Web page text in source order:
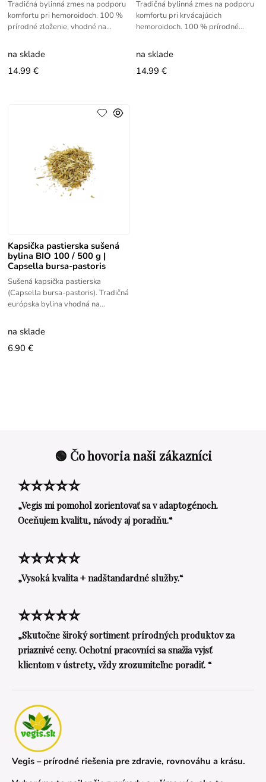
Tradičná bylinná zmes na podporu
komfortu pri hemoroidoch. 100 %
prírodné zloženie, vhodné na
na sklade
14.99 €
Tradičná bylinná zmes na podporu
komfortu pri krvácajúcich
hemoroidoch. 100 % prírodné
vonkajšie použitie.
na sklade
14.99 €
Kapsička pastierska sušená
bylina BIO 100 / 500 g |
Capsella bursa-pastoris
Sušená kapsička pastierska
(Capsella bursa-pastoris). Tradičná
európska bylina vhodná na
na sklade
6.90 €
🟢 Čo hovoria naši zákazníci
⭐⭐⭐⭐⭐
„Vegis mi pomohol zorientovať sa v adaptogénoch.
Oceňujem kvalitu, návody aj poradňu.“
⭐⭐⭐⭐⭐
„Vysoká kvalita + nadštandardné služby.“
⭐⭐⭐⭐⭐
„Skutočne široký sortiment prírodných produktov za
priaznivé ceny. Ochotní pracovníci sa snažia vyjsť
klientom v ústrety, vždy zrozumiteľne poradiť. “
Vegis – prírodné riešenia pre zdravie, rovnováhu a krásu.